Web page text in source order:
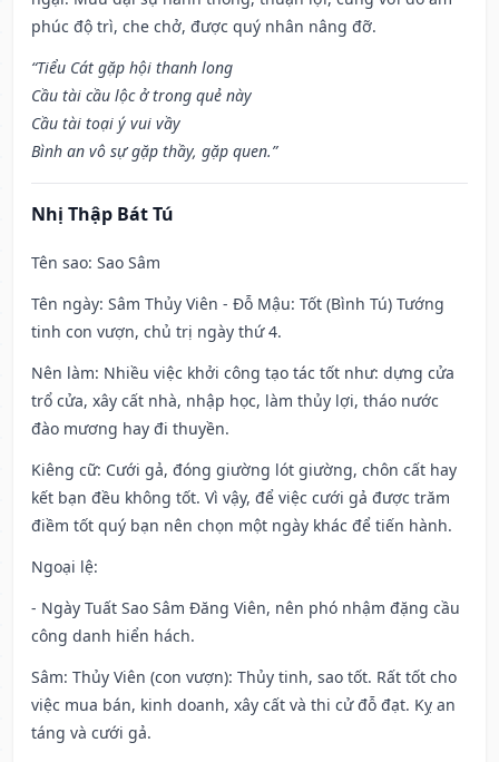
phúc độ trì, che chở, được quý nhân nâng đỡ.
“Tiểu Cát gặp hội thanh long
Cầu tài cầu lộc ở trong quẻ này
Cầu tài toại ý vui vầy
Bình an vô sự gặp thầy, gặp quen.”
Nhị Thập Bát Tú
Tên sao: Sao Sâm
Tên ngày: Sâm Thủy Viên - Đỗ Mậu: Tốt (Bình Tú) Tướng
tinh con vượn, chủ trị ngày thứ 4.
Nên làm: Nhiều việc khởi công tạo tác tốt như: dựng cửa
trổ cửa, xây cất nhà, nhập học, làm thủy lợi, tháo nước
đào mương hay đi thuyền.
Kiêng cữ: Cưới gả, đóng giường lót giường, chôn cất hay
kết bạn đều không tốt. Vì vậy, để việc cưới gả được trăm
điềm tốt quý bạn nên chọn một ngày khác để tiến hành.
Ngoại lệ:
- Ngày Tuất Sao Sâm Đăng Viên, nên phó nhậm đặng cầu
công danh hiển hách.
Sâm: Thủy Viên (con vượn): Thủy tinh, sao tốt. Rất tốt cho
việc mua bán, kinh doanh, xây cất và thi cử đỗ đạt. Kỵ an
táng và cưới gả.